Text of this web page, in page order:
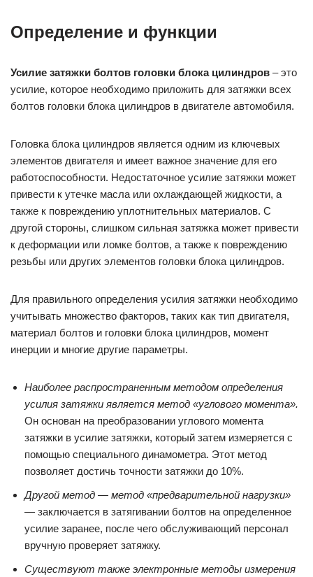
Определение и функции
Усилие затяжки болтов головки блока цилиндров – это
усилие, которое необходимо приложить для затяжки всех
болтов головки блока цилиндров в двигателе автомобиля.
Головка блока цилиндров является одним из ключевых
элементов двигателя и имеет важное значение для его
работоспособности. Недостаточное усилие затяжки может
привести к утечке масла или охлаждающей жидкости, а
также к повреждению уплотнительных материалов. С
другой стороны, слишком сильная затяжка может привести
к деформации или ломке болтов, а также к повреждению
резьбы или других элементов головки блока цилиндров.
Для правильного определения усилия затяжки необходимо
учитывать множество факторов, таких как тип двигателя,
материал болтов и головки блока цилиндров, момент
инерции и многие другие параметры.
Наиболее распространенным методом определения
усилия затяжки является метод «углового момента».
Он основан на преобразовании углового момента
затяжки в усилие затяжки, который затем измеряется с
помощью специального динамометра. Этот метод
позволяет достичь точности затяжки до 10%.
Другой метод — метод «предварительной нагрузки»
— заключается в затягивании болтов на определенное
усилие заранее, после чего обслуживающий персонал
вручную проверяет затяжку.
Существуют также электронные методы измерения